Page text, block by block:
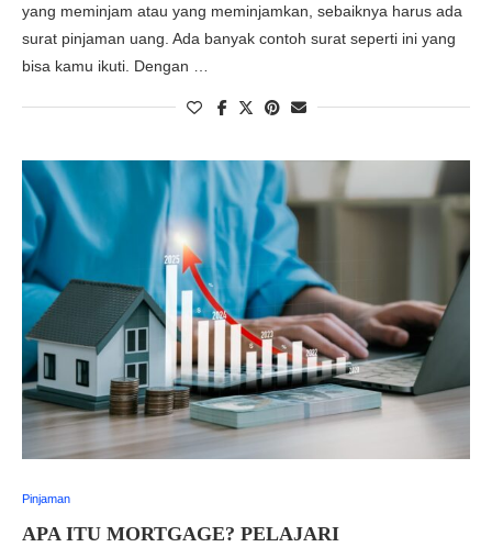
yang meminjam atau yang meminjamkan, sebaiknya harus ada
surat pinjaman uang. Ada banyak contoh surat seperti ini yang
bisa kamu ikuti. Dengan …
Pinjaman
APA ITU MORTGAGE? PELAJARI